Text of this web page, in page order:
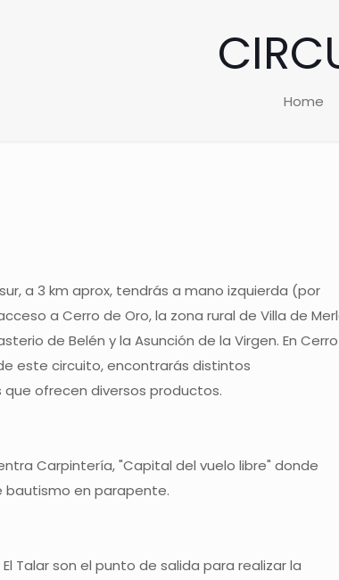
Home
a 3 km aprox, tendrás a mano izquierda (por
a Cerro de Oro, la zona rural de Villa de
de Belén y la Asunción de la Virgen. En Cerro
este circuito, encontrarás distintos
ofrecen diversos productos.
Carpintería, "Capital del vuelo libre" donde
bautismo en parapente.
Talar son el punto de salida para realizar la